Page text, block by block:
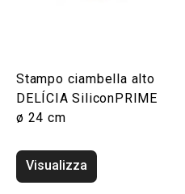
Stampo ciambella alto
DELÍCIA SiliconPRIME
ø 24 cm
Visualizza